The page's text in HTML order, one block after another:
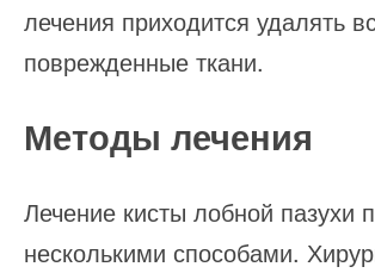
лечения приходится удалять
поврежденные ткани.
Методы лечения
Лечение кисты лобной пазухи
несколькими способами.